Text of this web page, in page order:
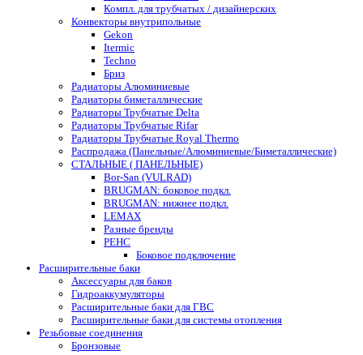
Компл. для трубчатых / дизайнерских
Конвекторы внутрипольные
Gekon
Itermic
Techno
Бриз
Радиаторы Алюминиевые
Радиаторы биметаллические
Радиаторы Трубчатые Delta
Радиаторы Трубчатые Rifar
Радиаторы Трубчатые Royal Thermo
Распродажа (Панельные/Алюминиевые/Биметаллические)
СТАЛЬНЫЕ ( ПАНЕЛЬНЫЕ)
Bor-San (VULRAD)
BRUGMAN: боковое подкл.
BRUGMAN: нижнее подкл.
LEMAX
Разные бренды
РЕНС
Боковое подключение
Расширительные баки
Аксессуары для баков
Гидроаккумуляторы
Расширительные баки для ГВС
Расширительные баки для системы отопления
Резьбовые соединения
Бронзовые